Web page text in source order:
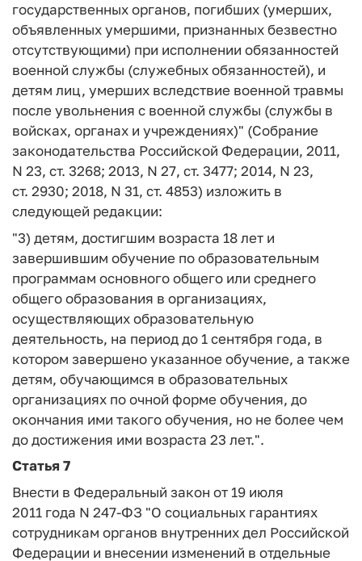
государственных органов, погибших (умерших,
объявленных умершими, признанных безвестно
отсутствующими) при исполнении обязанностей
военной службы (служебных обязанностей), и
детям лиц, умерших вследствие военной травмы
после увольнения с военной службы (службы в
войсках, органах и учреждениях)" (Собрание
законодательства Российской Федерации, 2011,
N 23, ст. 3268; 2013, N 27, ст. 3477; 2014, N 23,
ст. 2930; 2018, N 31, ст. 4853) изложить в
следующей редакции:
"3) детям, достигшим возраста 18 лет и
завершившим обучение по образовательным
программам основного общего или среднего
общего образования в организациях,
осуществляющих образовательную
деятельность, на период до 1 сентября года, в
котором завершено указанное обучение, а также
детям, обучающимся в образовательных
организациях по очной форме обучения, до
окончания ими такого обучения, но не более чем
до достижения ими возраста 23 лет.".
Статья 7
Внести в Федеральный закон от 19 июля
2011 года N 247-ФЗ "О социальных гарантиях
сотрудникам органов внутренних дел Российской
Федерации и внесении изменений в отдельные